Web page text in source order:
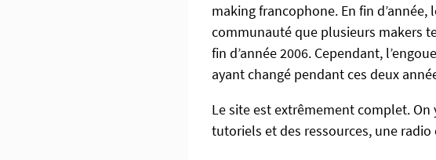
making francophone. En fin
communauté que plusieurs makers
fin d’année 2006. Cependant,
ayant changé pendant ces deux
Le site est extrêmement complet. On
tutoriels et des ressources, une